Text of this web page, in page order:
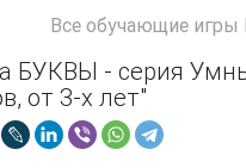
Все обучающие игры
- серия
от 3-х лет"